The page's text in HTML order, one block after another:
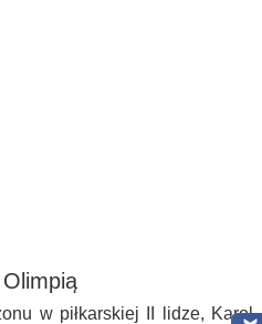
w piłkarskiej II lidze, Karol